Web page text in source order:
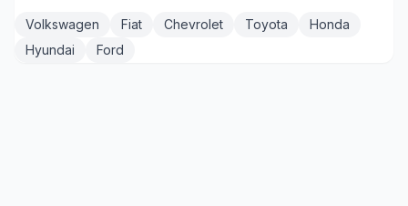
Volkswagen Fiat Chevrolet Toyota
Honda
Hyundai
Ford